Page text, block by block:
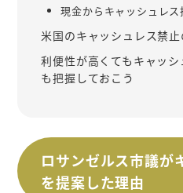
現金からキャッシュレ
米国のキャッシュレス禁
利便性が高くてもキャッ
も把握しておこう
ロサンゼルス市議が
を提案した理由